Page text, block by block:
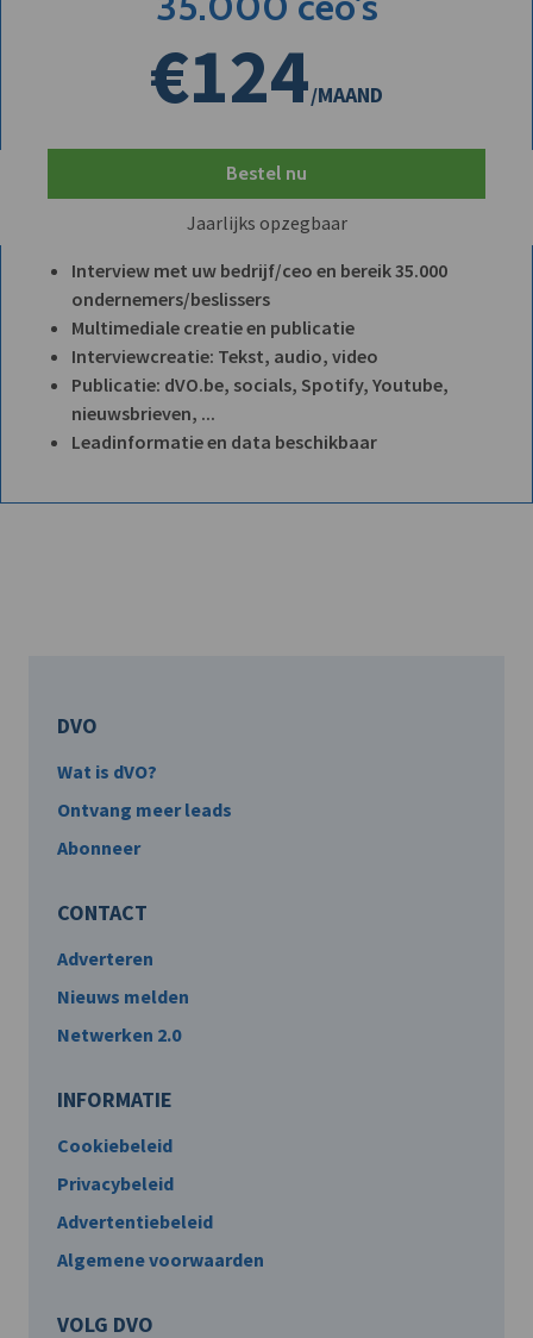
€124/MAAND
Bestel nu
Jaarlijks opzegbaar
Interview met uw bedrijf/ceo en bereik 35.000
ondernemers/beslissers
Multimediale creatie en publicatie
Interviewcreatie: Tekst, audio, video
Publicatie: dVO.be, socials, Spotify, Youtube,
nieuwsbrieven, ...
Leadinformatie en data beschikbaar
DVO
Wat is dVO?
Ontvang meer leads
Abonneer
CONTACT
Adverteren
Nieuws melden
Netwerken 2.0
INFORMATIE
Cookiebeleid
Privacybeleid
Advertentiebeleid
Algemene voorwaarden
VOLG DVO